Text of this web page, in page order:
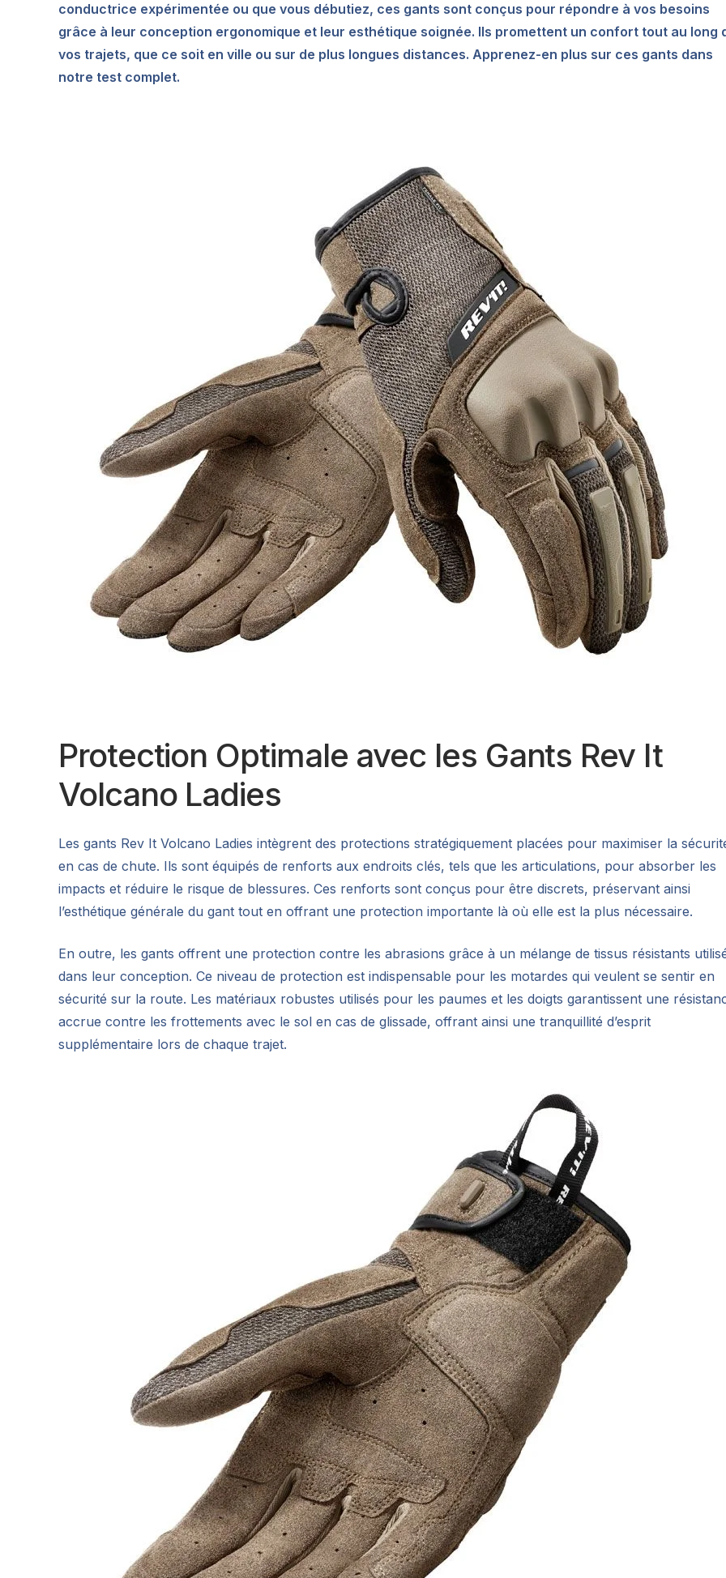
conductrice expérimentée ou que vous débutiez, ces gants sont conçus pour répondre à vos besoins
grâce à leur conception ergonomique et leur esthétique soignée. Ils promettent un confort tout au long
vos trajets, que ce soit en ville ou sur de plus longues distances. Apprenez-en plus sur ces gants dans
notre test complet.
Protection Optimale avec les Gants Rev It
Volcano Ladies
Les gants Rev It Volcano Ladies intègrent des protections stratégiquement placées pour maximiser la
en cas de chute. Ils sont équipés de renforts aux endroits clés, tels que les articulations, pour absorber les
impacts et réduire le risque de blessures. Ces renforts sont conçus pour être discrets, préservant ainsi
l’esthétique générale du gant tout en offrant une protection importante là où elle est la plus nécessaire.
En outre, les gants offrent une protection contre les abrasions grâce à un mélange de tissus résistants
dans leur conception. Ce niveau de protection est indispensable pour les motardes qui veulent se sentir en
sécurité sur la route. Les matériaux robustes utilisés pour les paumes et les doigts garantissent une
accrue contre les frottements avec le sol en cas de glissade, offrant ainsi une tranquillité d’esprit
supplémentaire lors de chaque trajet.